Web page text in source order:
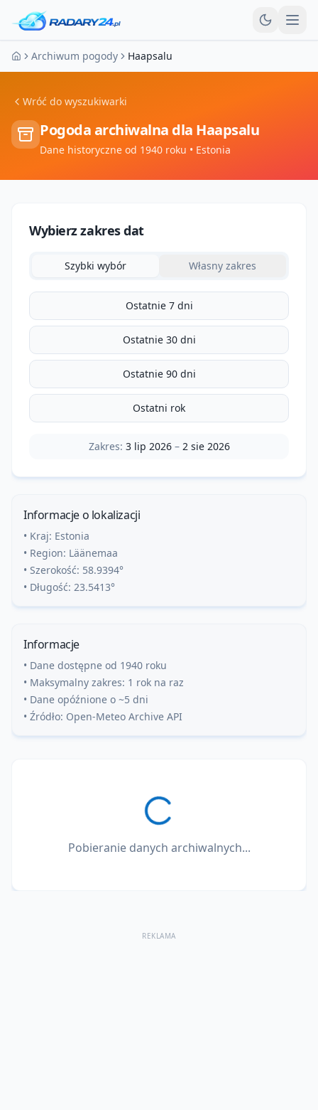
Strona główna
Archiwum pogody Haapsalu
Wróć do wyszukiwarki
Pogoda archiwalna dla Haapsalu
Dane historyczne od 1940 roku • Estonia
Wybierz zakres dat
Szybki wybór Własny zakres
Ostatnie 7 dni
Ostatnie 30 dni
Ostatnie 90 dni
Ostatni rok
Zakres: 3 lip 2026– 2 sie 2026
Informacje o lokalizacji
• Kraj: Estonia
• Region: Läänemaa
• Szerokość: 58.9394°
• Długość: 23.5413°
Informacje
• Dane dostępne od 1940 roku
• Maksymalny zakres: 1 rok na raz
• Dane opóźnione o ~5 dni
• Źródło: Open-Meteo Archive API
Pobieranie danych archiwalnych...
REKLAMA